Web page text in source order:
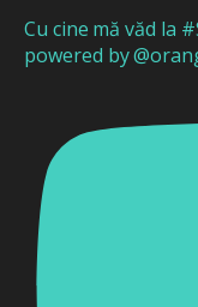
Cu cine mă văd la
powered by